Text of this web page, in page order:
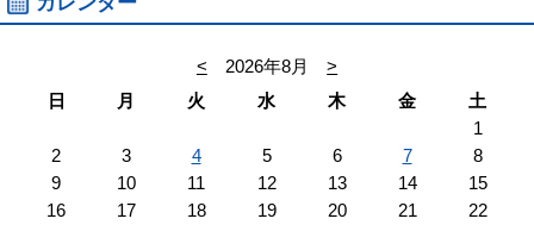
< 2026年8月
>
日
月 火 水 木 金
土
1
2
3 4 5 6 7
8
9
10 11 12 13 14
15
16
17 18 19 20 21
22